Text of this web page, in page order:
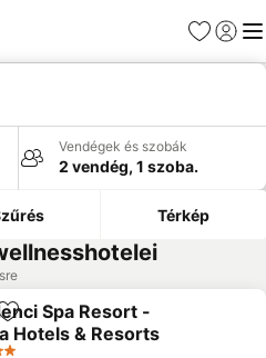
Kedvencek
Vendégek és szobák
2 vendég, 1 szoba.
Térkép
Hozzáadás a kedvencekhez
Spa Resort -
Hotels & Resorts